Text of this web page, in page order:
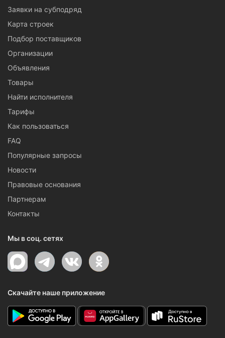
Заявки на субподряд
Карта строек
Подбор поставщиков
Организации
Объявления
Товары
Найти исполнителя
Тарифы
Как пользоваться
FAQ
Популярные запросы
Новости
Правовые основания
Партнерам
Контакты
Мы в соц. сетях
Скачайте наше приложение